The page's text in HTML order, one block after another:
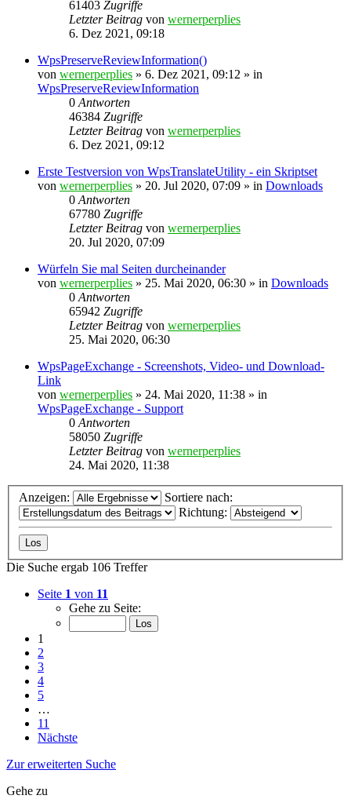
61403 Zugriffe
Letzter Beitrag von wernerperplies
6. Dez 2021, 09:18
WpsPreserveReviewInformation()
von wernerperplies » 6. Dez 2021, 09:12 » in
WpsPreserveReviewInformation
0 Antworten
46384 Zugriffe
Letzter Beitrag von wernerperplies
6. Dez 2021, 09:12
Erste Testversion von WpsTranslateUtility - ein Skriptset
von wernerperplies » 20. Jul 2020, 07:09 » in Downloads
0 Antworten
67780 Zugriffe
Letzter Beitrag von wernerperplies
20. Jul 2020, 07:09
Würfeln Sie mal Seiten durcheinander
von wernerperplies » 25. Mai 2020, 06:30 » in Downloads
0 Antworten
65942 Zugriffe
Letzter Beitrag von wernerperplies
25. Mai 2020, 06:30
WpsPageExchange - Screenshots, Video- und Download-
Link
von wernerperplies » 24. Mai 2020, 11:38 » in
WpsPageExchange - Support
0 Antworten
58050 Zugriffe
Letzter Beitrag von wernerperplies
24. Mai 2020, 11:38
Anzeigen:
Sortiere nach:
Richtung:
Die Suche ergab 106 Treffer
Seite 1 von 11
Gehe zu Seite:
1
2
3
4
5
…
11
Nächste
Zur erweiterten Suche
Gehe zu